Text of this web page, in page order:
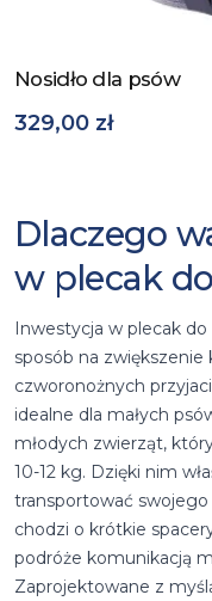
Zobacz produkt
Nosidło dla psów
329,00 zł
Dlaczego
w plecak
Inwestycja w plecak
sposób na
czworonożnych
idealne dla małych
młodych zwierząt,
10-12 kg. Dzięki nim
transportować
chodzi o krótkie
podróże komunikacją
Zaprojektowane z